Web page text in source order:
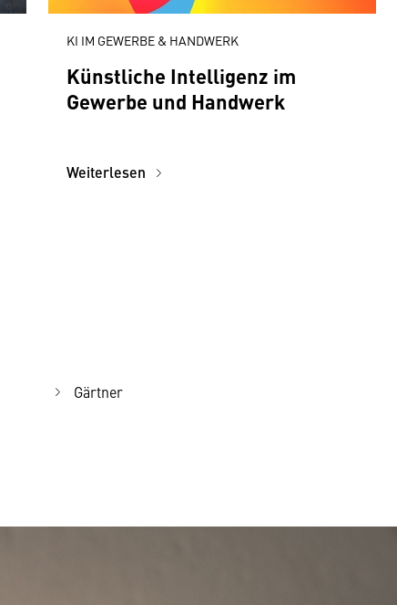
KI IM GEWERBE & HANDWERK
Künstliche Intelligenz im
Gewerbe und Handwerk
Weiterlesen
Gärtner